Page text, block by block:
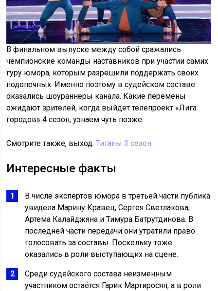
В финальном выпуске между собой сражались
чемпионские команды наставников при участии самих
гуру юмора, которым разрешили поддержать своих
подопечных. Именно поэтому в судейском составе
оказались шоураннеры канала. Какие перемены
ожидают зрителей, когда выйдет телепроект «Лига
городов» 4 сезон, узнаем чуть позже.
Смотрите также, выход:Титаны 3 сезон
Интересные факты
В числе экспертов юмора в третьей части публика
увидела Марину Кравец, Сергея Светлакова,
Артема Калайджяна и Тимура Батрутдинова. В
последней части передачи они утратили право
голосовать за составы. Поскольку тоже
оказались в роли выступающих на сцене.
Среди судейского состава неизменным
участником остаётся Гарик Мартиросян, а в роли